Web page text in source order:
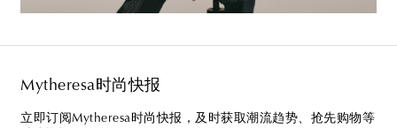
Mytheresa时尚快报
立即订阅Mytheresa时尚快报，及时获取潮流趋势、抢先购物等